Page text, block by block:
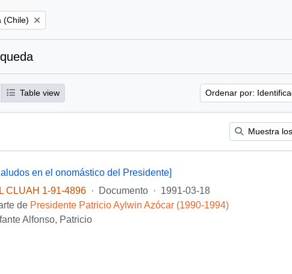
(Chile)
Table view Ordenar por:
Muestra
en el onomástico del Presidente]
CLUAH 1-91-4896
· Documento · 1991-03-18
de Presidente Patricio Aylwin Azócar (1990-1994)
Alfonso, Patricio